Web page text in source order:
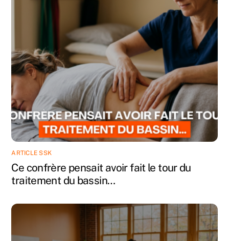
ARTICLE SSK
Ce confrère pensait avoir fait le tour du
traitement du bassin…